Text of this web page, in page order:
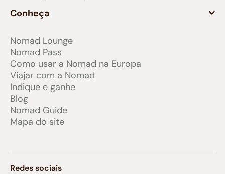
Conheça
Nomad Lounge
Nomad Pass
Como usar a Nomad na Europa
Viajar com a Nomad
Indique e ganhe
Blog
Nomad Guide
Mapa do site
Redes sociais